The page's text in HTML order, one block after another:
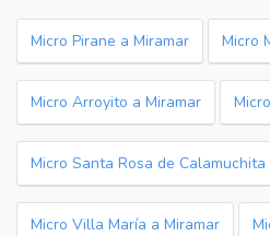
Micro Pirane a Miramar Micro
Micro Arroyito a Miramar
Micro Santa Rosa de Calamuchita
Micro Villa María a Miramar